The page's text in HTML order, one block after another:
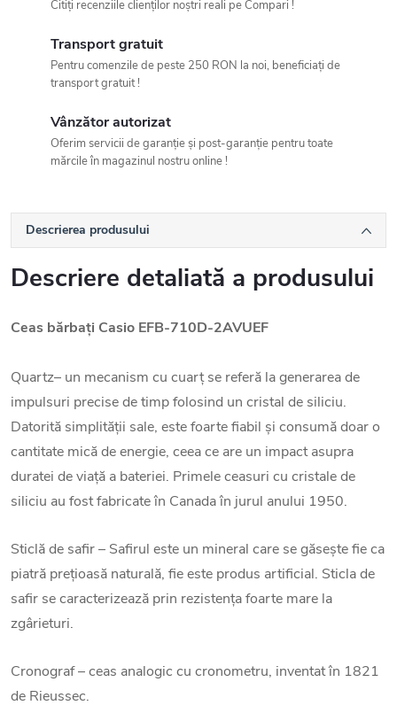
Citiți recenziile clienților noștri reali pe Compari !
Transport gratuit
Pentru comenzile de peste 250 RON la noi, beneficiați de
transport gratuit !
Vânzător autorizat
Oferim servicii de garanție și post-garanție pentru toate
mărcile în magazinul nostru online !
Descrierea produsului
Descriere detaliată a produsului
Ceas bărbați Casio EFB-710D-2AVUEF
Quartz– un mecanism cu cuarț se referă la generarea de
impulsuri precise de timp folosind un cristal de siliciu.
Datorită simplității sale, este foarte fiabil și consumă doar o
cantitate mică de energie, ceea ce are un impact asupra
duratei de viață a bateriei. Primele ceasuri cu cristale de
siliciu au fost fabricate în Canada în jurul anului 1950.
Sticlă de safir – Safirul este un mineral care se găsește fie ca
piatră prețioasă naturală, fie este produs artificial. Sticla de
safir se caracterizează prin rezistența foarte mare la
zgârieturi.
Cronograf – ceas analogic cu cronometru, inventat în 1821
de Rieussec.